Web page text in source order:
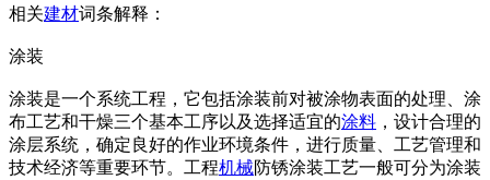
相关建材词条解释：
涂装
涂装是一个系统工程，它包括涂装前对被涂物表面的处理、涂
布工艺和干燥三个基本工序以及选择适宜的涂料 ，设计合理的
涂层系统，确定良好的作业环境条件，进行质量、工艺管理和
技术经济等重要环节。工程机械防锈涂装工艺一般可分为涂装